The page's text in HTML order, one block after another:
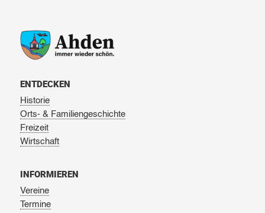
ENTDECKEN
Historie
Orts- & Familiengeschichte
Freizeit
Wirtschaft
INFORMIEREN
Vereine
Termine